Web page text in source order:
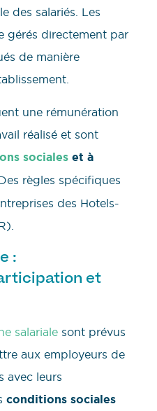
des salariés. Les
gérés directement par
de manière
une rémunération
réalisé et sont
sociales et à
Des règles spécifiques
des Hotels-
:
et
salariale sont prévus
aux employeurs de
avec leurs
conditions sociales